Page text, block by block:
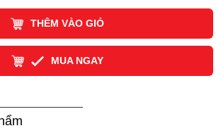
THÊM VÀO GIỎ
MUA NGAY